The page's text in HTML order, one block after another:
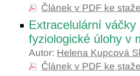
Článek v PDF ke
Extracelulární
fyziologické úlohy v
Autor: Helena Kupcová
Článek v PDF ke